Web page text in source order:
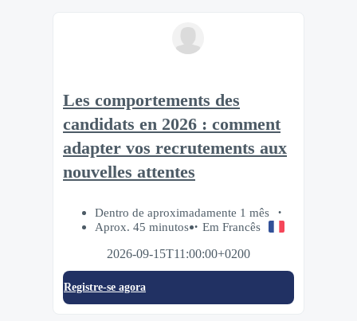
Les comportements des
candidats en 2026 : comment
adapter vos recrutements aux
nouvelles attentes
Dentro de aproximadamente 1 mês
Aprox. 45 minutos
Em Francês
2026-09-15T11:00:00+0200
Registre-se agora